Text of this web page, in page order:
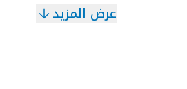
عرض المزيد